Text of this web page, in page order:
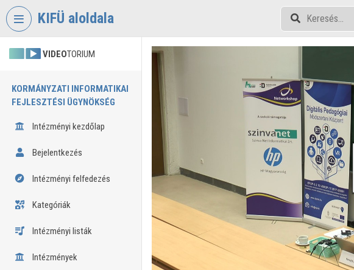
Fejléc kihagyása
KIFÜ aloldala
VIDEOTORIUM
KORMÁNYZATI INFORMATIKAI
FEJLESZTÉSI ÜGYNÖKSÉG
Intézményi kezdőlap
Bejelentkezés
Intézményi felfedezés
Kategóriák
Intézményi listák
Intézmények